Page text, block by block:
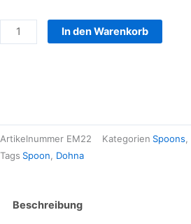
In den Warenkorb
Artikelnummer EM22 Kategorien Spoons
Tags Spoon Dohna
Beschreibung